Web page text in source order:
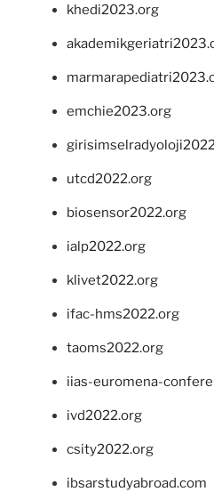
khedi2023.org
emchie2023.org
utcd2022.org
biosensor2022.org
ialp2022.org
klivet2022.org
ifac-hms2022.org
taoms2022.org
iias-euromena-
ivd2022.org
csity2022.org
ibsarstudyabroad.com